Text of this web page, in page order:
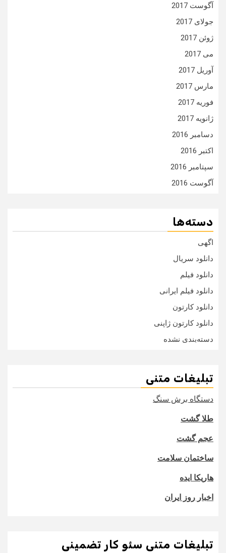
آگوست 2017
جولای 2017
ژوئن 2017
می 2017
آوریل 2017
مارس 2017
فوریه 2017
ژانویه 2017
دسامبر 2016
اکتبر 2016
سپتامبر 2016
آگوست 2016
دسته‌ها
اگهی
دانلود سریال
دانلود فیلم
دانلود فیلم ایرانی
دانلود کارتون
دانلود کارتون ژاپنی
دسته‌بندی نشده
تبلیغات متنی
دستگاه برش سنگ
طلا گشت
عجم گشت
ساختمان سلامت
هاریکا ایده
اخبار روز ایران
تبلیغات متنی سئو کار تضمینی